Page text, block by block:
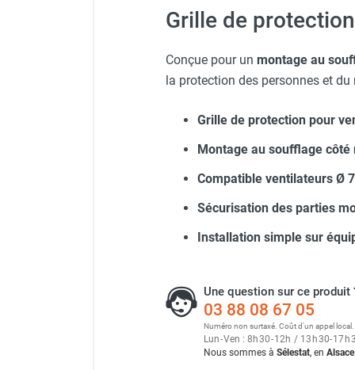
Purificateur d'air
Neutraliseur d'odeur
Sèche-main et sèche-cheveux
Distributeur de savon
Chauffage d'atelier fixe au fioul et
Chauffage au fioul avec réservoir
Chauffage au fioul à raccorder sur
Aérotherme au fioul
Chauffage d'atelier suspendu
Chauffage suspendu au fioul
Chauffage suspendu au gaz
Grille de
Conçue pour un montage au
la protection des personnes et du
Grille de protection pour
Montage au soufflage côté
Compatible ventilateurs Ø
Sécurisation des parties
Installation simple sur
Une question sur ce produit
03 88 08 67 05
Numéro non surtaxé. Coût d'un appel local.
Lun-Ven : 8 h30-12h / 13 h30-17 h
Nous sommes à Sélestat, en Alsace